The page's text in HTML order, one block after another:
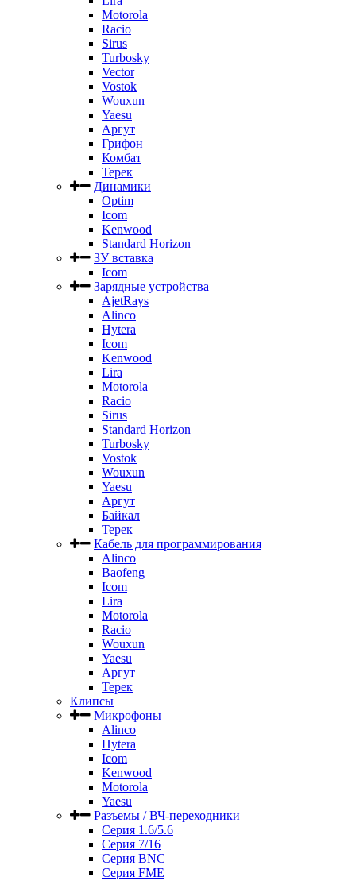
Motorola
Racio
Sirus
Turbosky
Vector
Vostok
Wouxun
Yaesu
Аргут
Грифон
Комбат
Терек
Динамики
Optim
Icom
Kenwood
Standard Horizon
ЗУ вставка
Icom
Зарядные устройства
AjetRays
Alinco
Hytera
Icom
Kenwood
Lira
Motorola
Racio
Sirus
Standard Horizon
Turbosky
Vostok
Wouxun
Yaesu
Аргут
Байкал
Терек
Кабель для программирования
Alinco
Baofeng
Icom
Lira
Motorola
Racio
Wouxun
Yaesu
Аргут
Терек
Клипсы
Микрофоны
Alinco
Hytera
Icom
Kenwood
Motorola
Yaesu
Разъемы / ВЧ-переходники
Серия 1.6/5.6
Серия 7/16
Серия BNC
Серия FME